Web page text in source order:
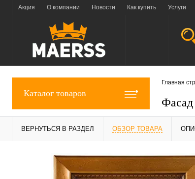
Акция О компании Новости Как купить Услуги
Каталог товаров
Главная
ВЕРНУТЬСЯ В РАЗДЕЛ ОБЗОР ТОВАРА